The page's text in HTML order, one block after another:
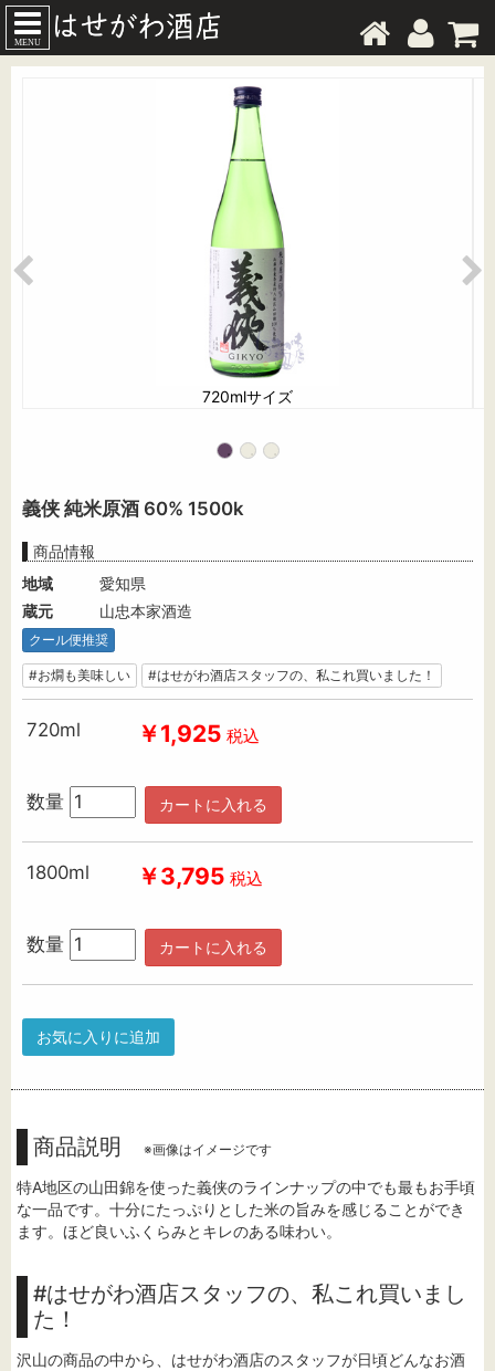
MENU
720mlサイズ
義侠 純米原酒 60% 1500k
商品情報
地域
愛知県
蔵元
山忠本家酒造
クール便推奨
#お燗も美味しい #はせがわ酒店スタッフの、私これ買いました！
720ml ￥1,925 税込
数量 カートに入れる
1800ml ￥3,795 税込
数量 カートに入れる
お気に入りに追加
商品説明 ※画像はイメージです
特A地区の山田錦を使った義侠のラインナップの中でも最もお手頃
な一品です。十分にたっぷりとした米の旨みを感じることができ
ます。ほど良いふくらみとキレのある味わい。
#はせがわ酒店スタッフの、私これ買いまし
た！
沢山の商品の中から、はせがわ酒店のスタッフが日頃どんなお酒